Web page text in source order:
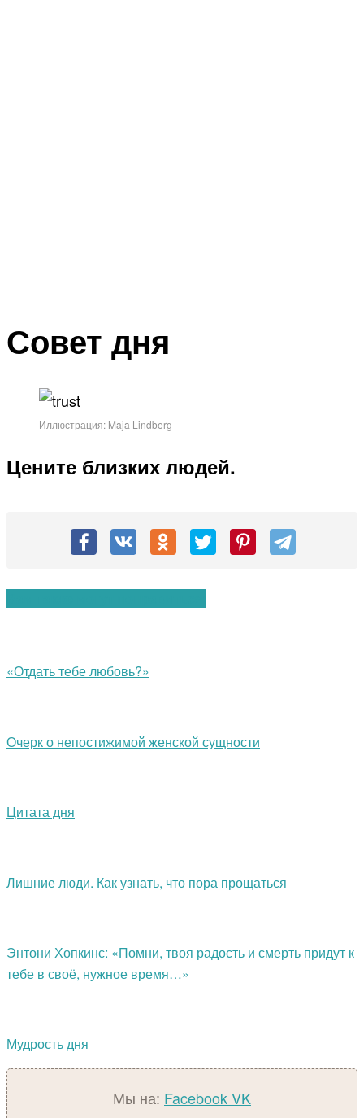
Совет дня
Иллюстрация: Maja Lindberg
Цените близких людей.
«Отдать тебе любовь?»
Очерк о непостижимой женской сущности
Цитата дня
Лишние люди. Как узнать, что пора прощаться
Энтони Хопкинс: «Помни, твоя радость и смерть придут к
тебе в своё, нужное время…»
Мудрость дня
Мы на: FacebookVK